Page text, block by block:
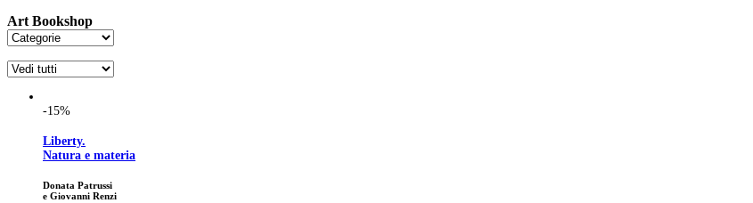
Art Bookshop
-15%
Liberty.
Natura e materia
Donata Patrussi
e Giovanni Renzi